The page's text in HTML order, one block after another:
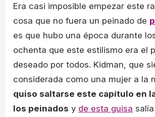
Era casi imposible empezar este
cosa que no fuera un peinado de
es que hubo una época durante
ochenta que este estilismo era el
deseado por todos. Kidman, que
considerada como una mujer a la
quiso saltarse este capítulo en
los peinados y de esta guisa